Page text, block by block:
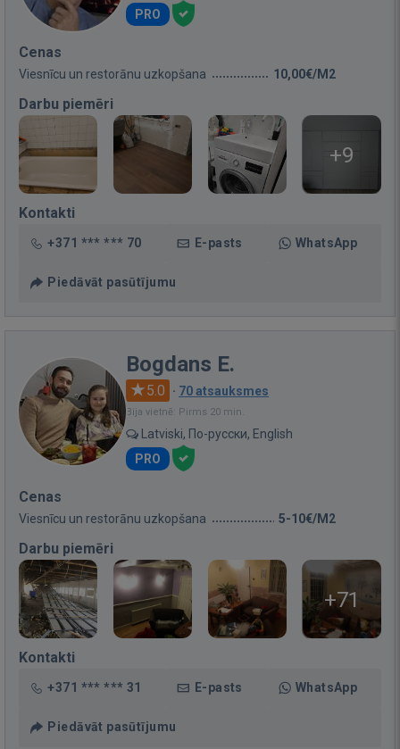
PRO
Cenas
Viesnīcu un restorānu uzkopšana 10,00€/M2
Darbu piemēri
+9
Kontakti
+371 *** *** 70 E-pasts WhatsApp
Piedāvāt pasūtījumu
Bogdans E.
5.0 · 70 atsauksmes
Bija vietnē: Pirms 20 min.
Latviski, По-русски, English
PRO
Cenas
Viesnīcu un restorānu uzkopšana 5-10€/M2
Darbu piemēri
+71
Kontakti
+371 *** *** 31 E-pasts WhatsApp
Piedāvāt pasūtījumu